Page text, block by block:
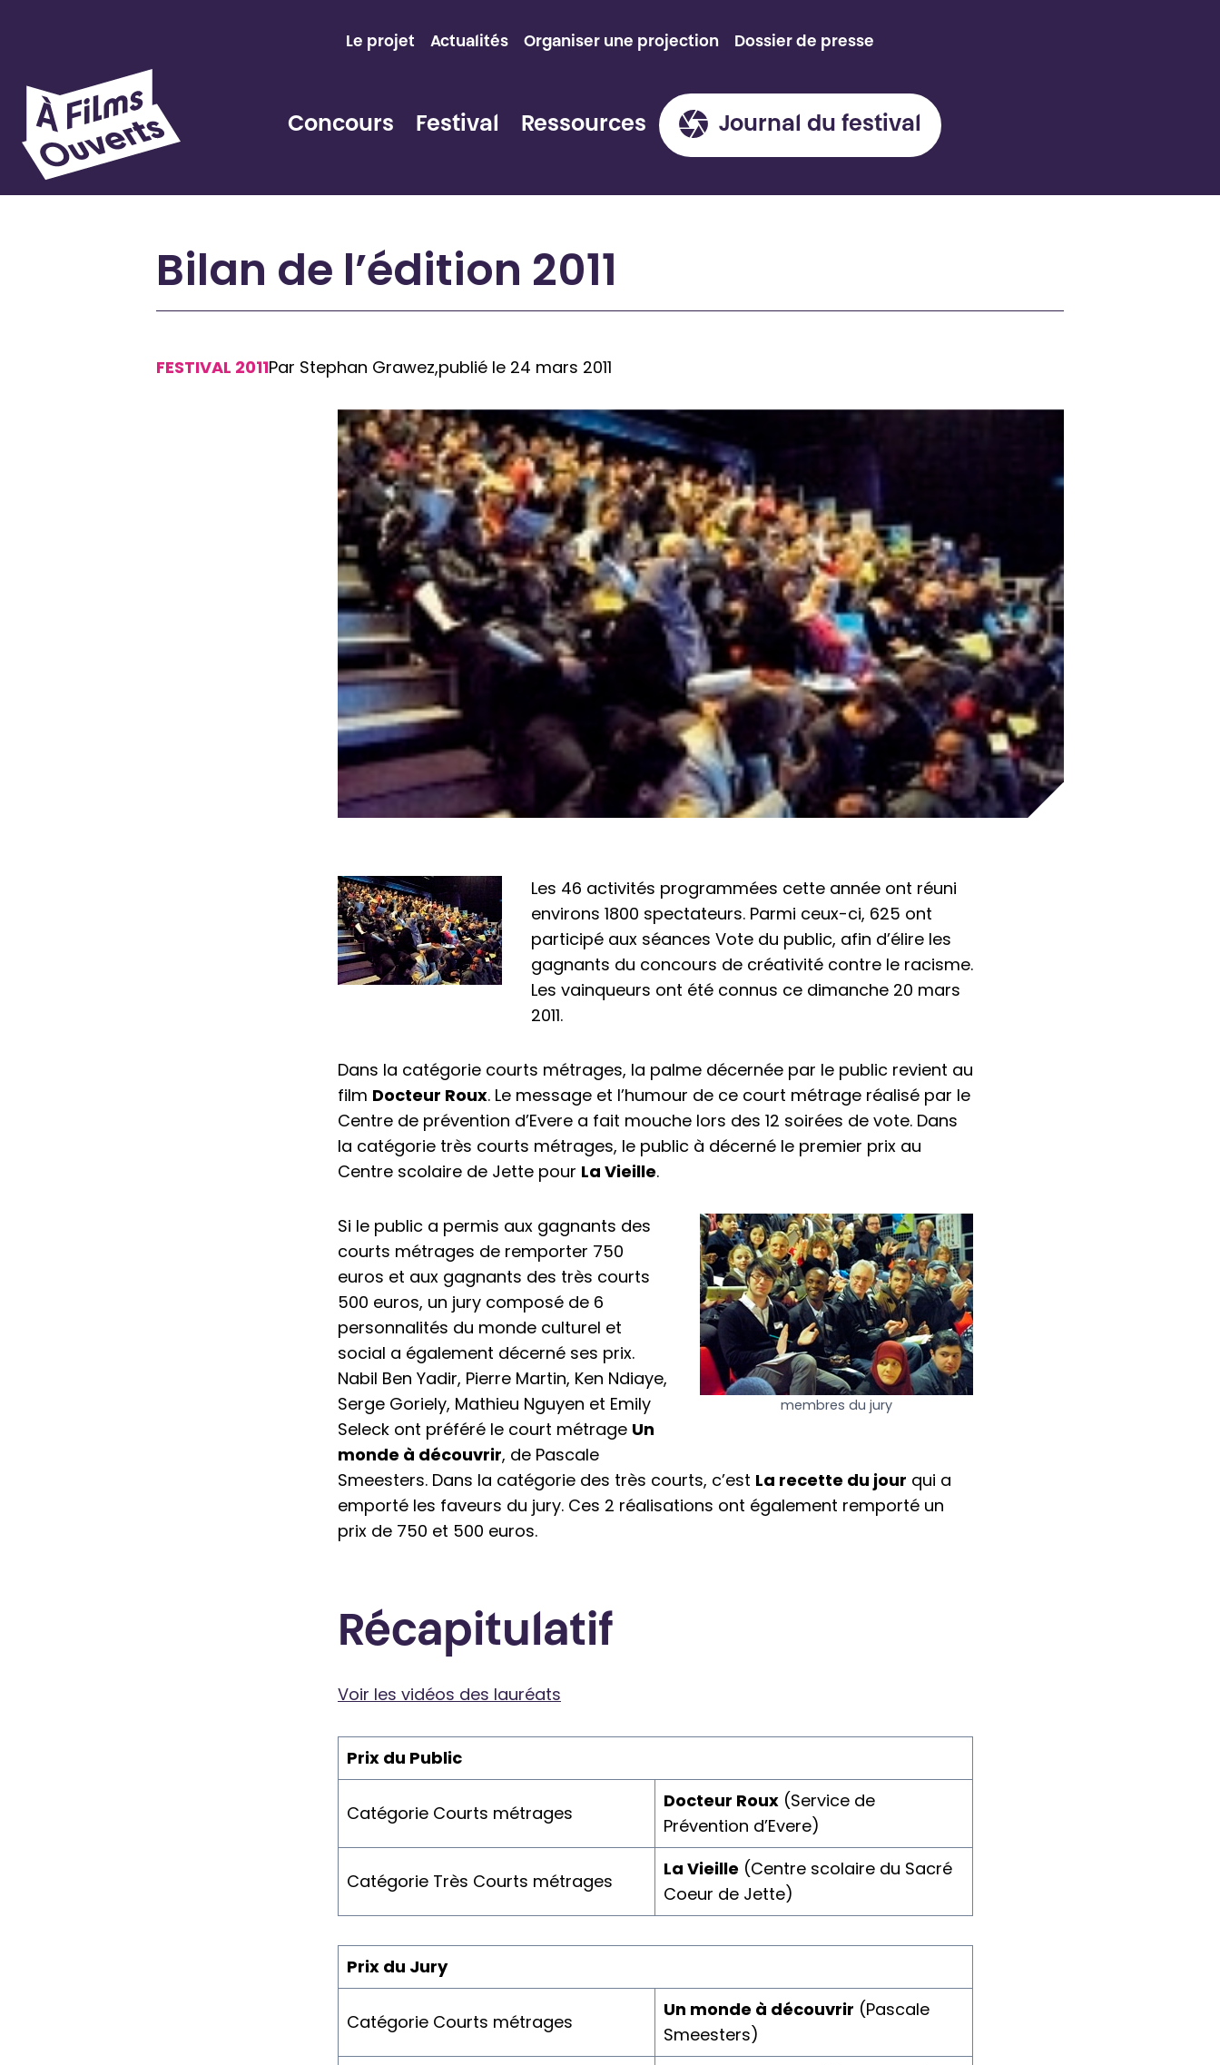
Le projet Actualités Organiser une projection Dossier de presse
Concours Festival Ressources Journal du festival
Bilan de l’édition 2011
FESTIVAL 2011Par Stephan Grawez,publié le 24 mars 2011
Les 46 activités programmées cette année ont réuni
environs 1800 spectateurs. Parmi ceux-ci, 625 ont
participé aux séances Vote du public, afin d’élire les
gagnants du concours de créativité contre le racisme.
Les vainqueurs ont été connus ce dimanche 20 mars
2011.
Dans la catégorie courts métrages, la palme décernée par le public revient au
film Docteur Roux. Le message et l’humour de ce court métrage réalisé par le
Centre de prévention d’Evere a fait mouche lors des 12 soirées de vote. Dans
la catégorie très courts métrages, le public à décerné le premier prix au
Centre scolaire de Jette pour La Vieille.
membres du jury
Si le public a permis aux gagnants des
courts métrages de remporter 750
euros et aux gagnants des très courts
500 euros, un jury composé de 6
personnalités du monde culturel et
social a également décerné ses prix.
Nabil Ben Yadir, Pierre Martin, Ken Ndiaye,
Serge Goriely, Mathieu Nguyen et Emily
Seleck ont préféré le court métrage Un
monde à découvrir, de Pascale
Smeesters. Dans la catégorie des très courts, c’est La recette du jour qui a
emporté les faveurs du jury. Ces 2 réalisations ont également remporté un
prix de 750 et 500 euros.
Récapitulatif
Voir les vidéos des lauréats
Prix du Public
Catégorie Courts métrages
Docteur Roux (Service de
Prévention d’Evere)
Catégorie Très Courts métrages
La Vieille (Centre scolaire du Sacré
Coeur de Jette)
Prix du Jury
Catégorie Courts métrages
Un monde à découvrir (Pascale
Smeesters)